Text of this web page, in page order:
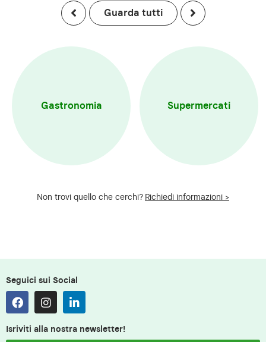
Guarda tutti
Gastronomia Supermercati
Non trovi quello che cerchi? Richiedi informazioni >
Seguici sui Social
Isriviti alla nostra newsletter!